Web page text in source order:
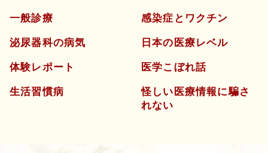
一般診療
泌尿器科の病気
体験レポート
生活習慣病
感染症とワクチン
日本の医療レベル
医学こぼれ話
怪しい医療情報に騙さ
れない